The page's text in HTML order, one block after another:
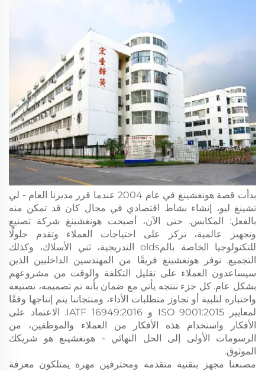
بدأت قصة هونغشينغ في عام 2004 عندما قرر مديرنا العام - لي
تشينغ ليو، إنشاء نشاط اقتصادي في مجال كان قد تمكن منه
بالفعل: المكابس. حتى الآن، أصبحت هونغشينغ شركة تصنيع
وتجهيز عالمية، تركز على احتياجات العملاء وتقدم حلولًا
للتكنولوجيا الخاصة بالمolds التدريجية، ثني الأسلاك، وكذلك
التجميع. توفر هونغشينغ فريقًا من المهندسين الداخليين الذين
سيساعدون العملاء على تقليل التكلفة والوقت من مشروعهم
بشكل عام. كل جزء ننتجه يأتي مع ضمان بأنه تم تصميمه، تصنيعه
واختباره لتلبية أو تجاوز متطلبات الأداء، ومنتجاتنا يتم إنتاجها وفقًا
لمعايير ISO 9001:2015 و IATF 16949:2016. الاعتماد على
الأفكار واستخدام هذه الأفكار من العملاء والموظفين، من
الرسومات الأولى إلى الحل النهائي - هونغشينغ هو شريكك
الموثوق.
مصنعنا مجهز بتقنية متقدمة ومحترفين مهرة يمتلكون معرفة